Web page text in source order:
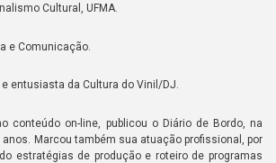
Cultural, UFMA.
e Comunicação.
entusiasta da Cultura do Vinil/DJ.
conteúdo on-line, publicou o Diário de Bordo, na
Marcou também sua atuação profissional, por
estratégias de produção e roteiro de programas